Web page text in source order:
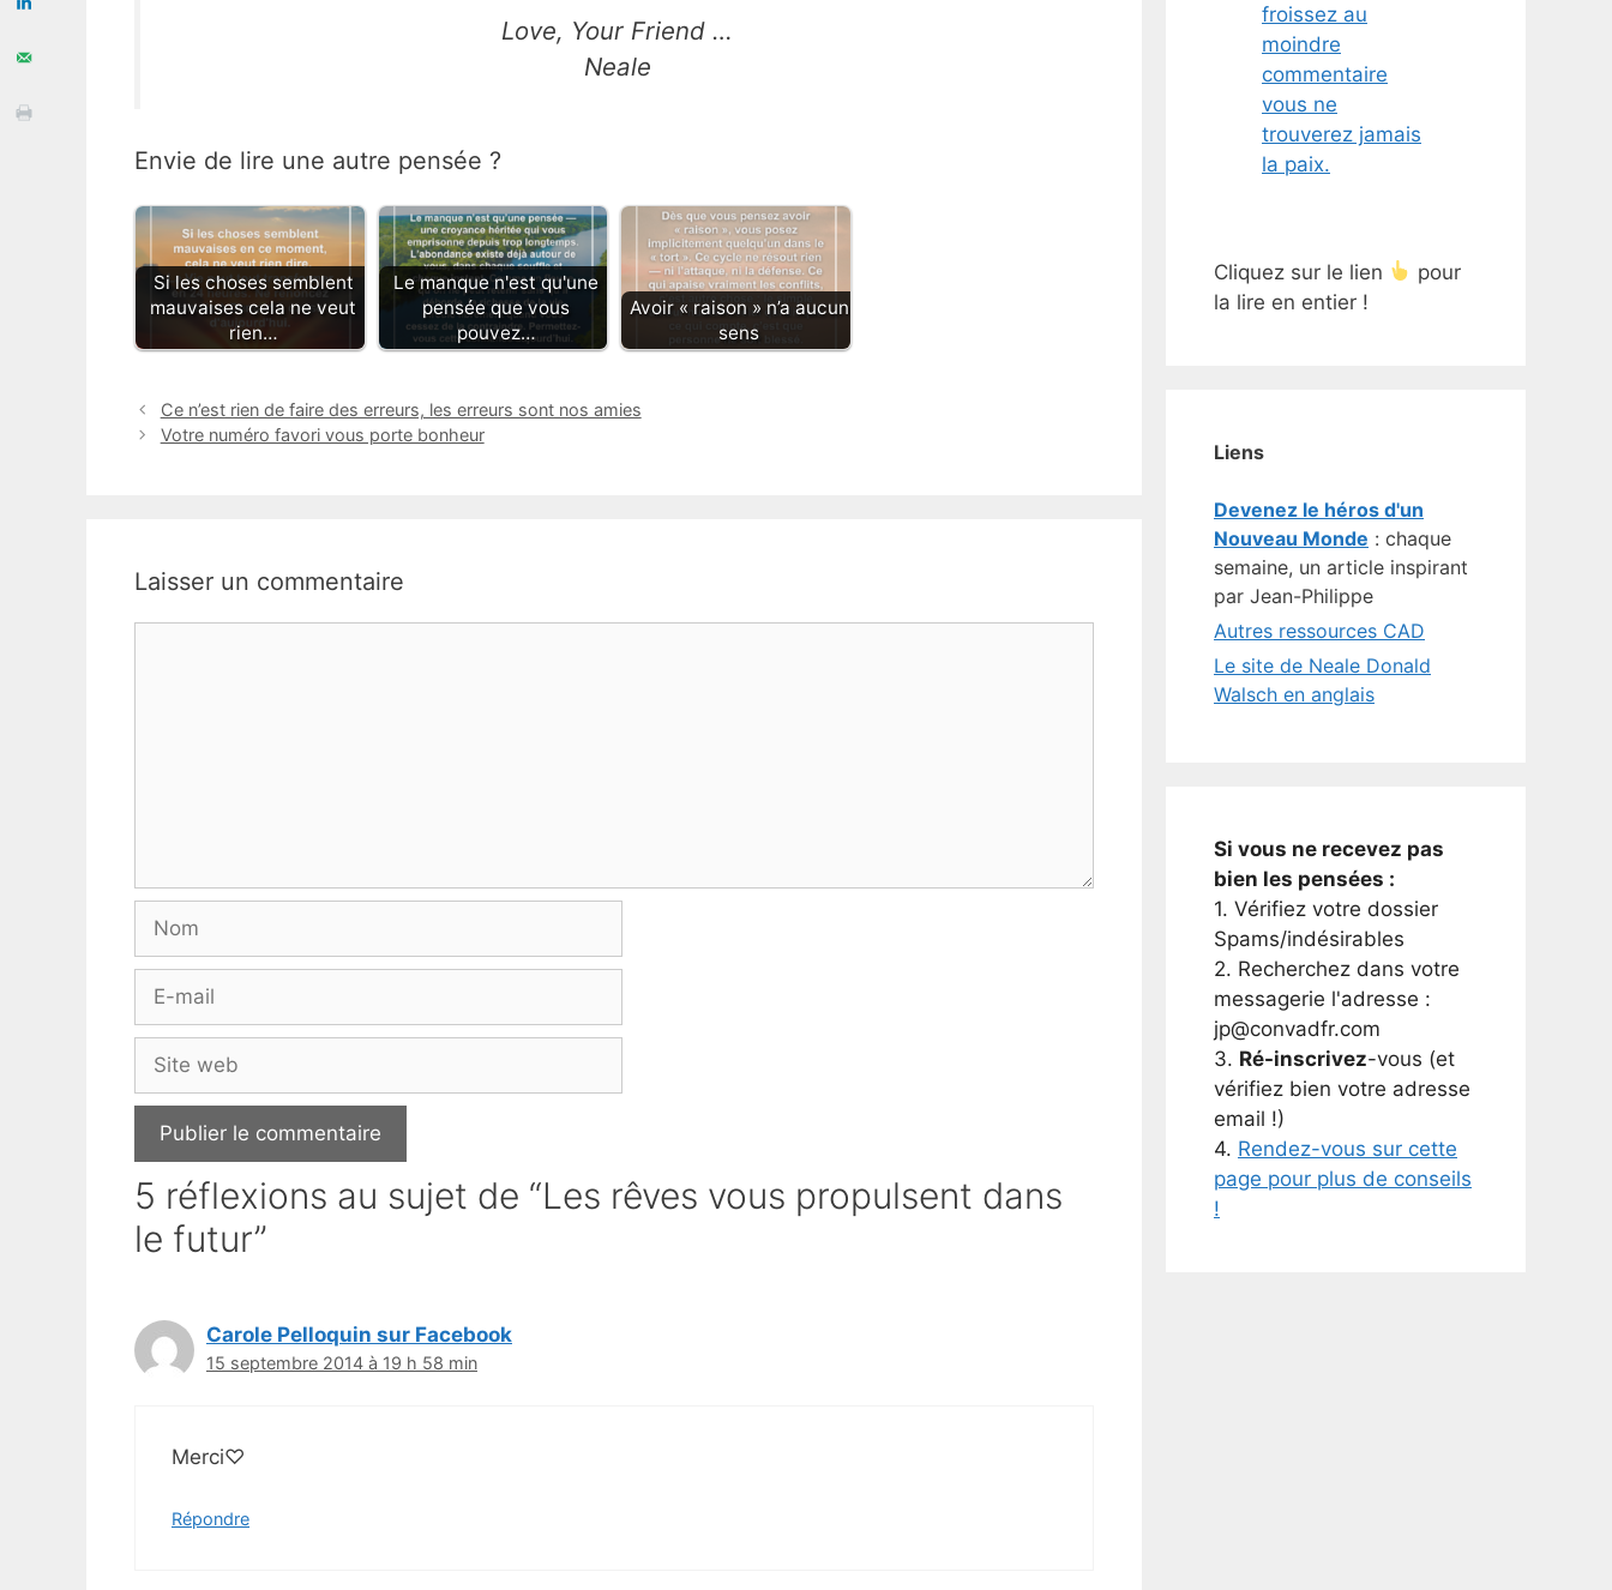
Love, Your Friend …
Neale
Envie de lire une autre pensée ?
Si les choses semblent
mauvaises cela ne veut
rien…
Le manque n'est qu'une
pensée que vous
pouvez…
Avoir « raison » n’a aucun
sens
Ce n’est rien de faire des erreurs, les erreurs sont nos amies
Votre numéro favori vous porte bonheur
Laisser un commentaire
mail
web
5 réflexions au sujet de “Les rêves vous propulsent dans
le futur”
Carole Pelloquin sur Facebook
15 septembre 2014 à 19 h 58 min
Merci♡
Répondre
froissez au
moindre
commentaire
vous ne
trouverez jamais
la paix.
Cliquez sur le lien
pour
la lire en entier !
Liens
Devenez le héros d'un
Nouveau Monde : chaque
semaine, un article inspirant
par Jean-Philippe
Autres ressources CAD
Le site de Neale Donald
Walsch en anglais
Si vous ne recevez pas
bien les pensées :
1. Vérifiez votre dossier
Spams/indésirables
2. Recherchez dans votre
messagerie l'adresse :
jp@convadfr.com
3. Ré-inscrivez-vous (et
vérifiez bien votre adresse
email !)
4. Rendez-vous sur cette
page pour plus de conseils
!